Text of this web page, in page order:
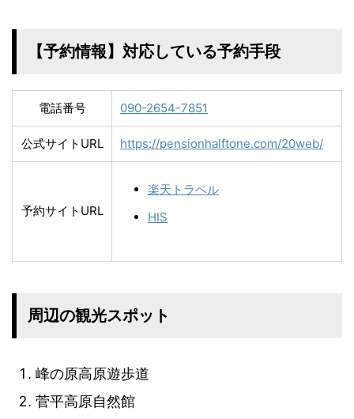
【予約情報】対応している予約手段
電話番号 090-2654-7851
公式サイトURL https://pensionhalftone.com/20web/
予約サイトURL
楽天トラベル
HIS
周辺の観光スポット
峰の原高原遊歩道
菅平高原自然館